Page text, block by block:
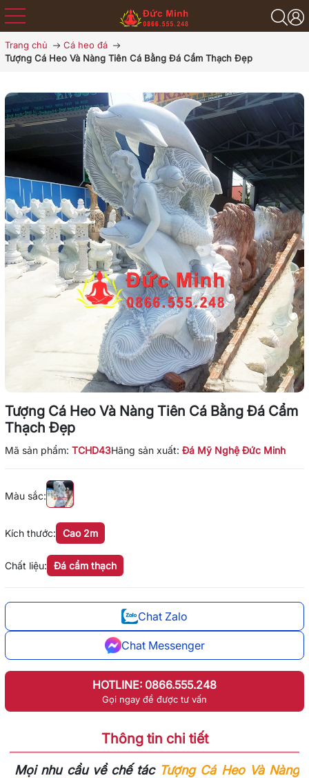
Trang chủ
Cá heo đá
Tượng Cá Heo Và Nàng Tiên Cá Bằng Đá Cẩm Thạch Đẹp
Tượng Cá Heo Và Nàng Tiên Cá Bằng Đá Cẩm
Thạch Đẹp
Mã sản phẩm: TCHD43Hãng sản xuất: Đá Mỹ Nghệ Đức Minh
Kích thước: Cao 2m
Màu sắc:
Chất liệu: Đá cẩm thạch
Chat Zalo
Chat Messenger
HOTLINE: 0866.555.248
Gọi ngay để được tư vấn
Thông tin chi tiết
Mọi nhu cầu về chế tác Tượng Cá Heo Và Nàng